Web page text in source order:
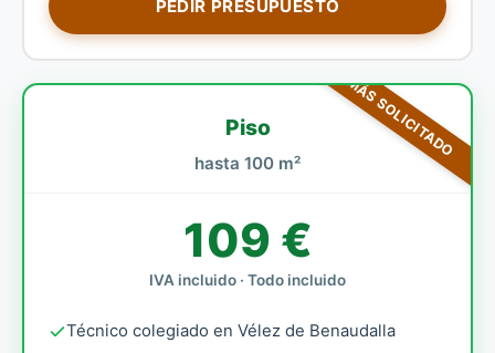
PEDIR PRESUPUESTO
MÁS SOLICITADO
Piso
hasta 100 m²
109 €
IVA incluido · Todo incluido
Técnico colegiado en Vélez de Benaudalla